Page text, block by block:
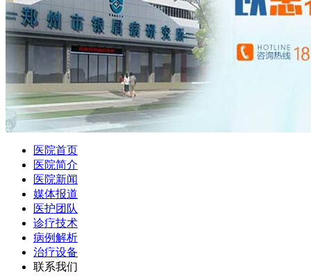
医院首页
医院简介
医院新闻
媒体报道
医护团队
诊疗技术
病例解析
治疗设备
联系我们